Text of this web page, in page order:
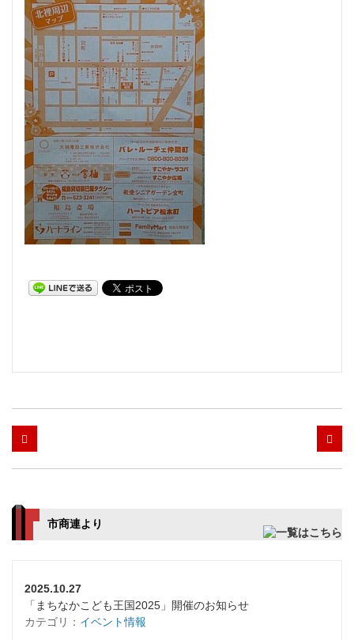
市商連より
2025.10.27
「まちなかこども王国2025」開催のお知らせ
カテゴリ： イベント情報